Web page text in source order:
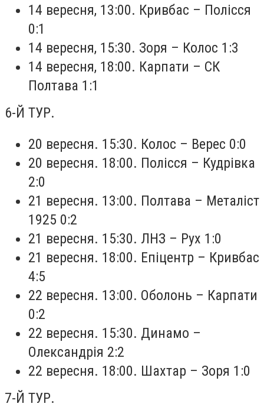
14 вересня, 13:00. Кривбас – Полісся
0:1
14 вересня, 15:30. Зоря – Колос 1:3
14 вересня, 18:00. Карпати – СК
Полтава 1:1
6-Й ТУР.
20 вересня. 15:30. Колос – Верес 0:0
20 вересня. 18:00. Полісся – Кудрівка
2:0
21 вересня. 13:00. Полтава – Металіст
1925 0:2
21 вересня. 15:30. ЛНЗ – Рух 1:0
21 вересня. 18:00. Епіцентр – Кривбас
4:5
22 вересня. 13:00. Оболонь – Карпати
0:2
22 вересня. 15:30. Динамо –
Олександрія 2:2
22 вересня. 18:00. Шахтар – Зоря 1:0
7-Й ТУР.